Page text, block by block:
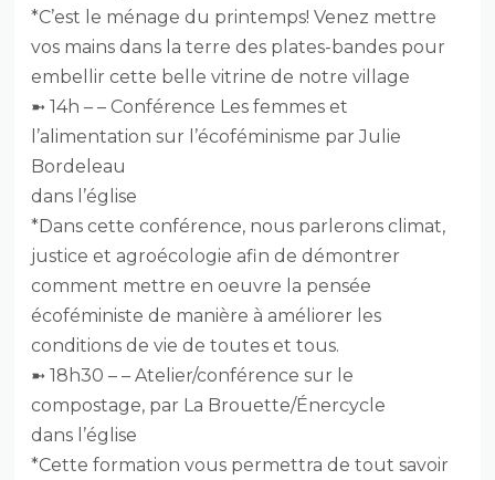
*C’est le ménage du printemps! Venez mettre
vos mains dans la terre des plates-bandes pour
embellir cette belle vitrine de notre village
➼ 14h – – Conférence Les femmes et
l’alimentation sur l’écoféminisme par Julie
Bordeleau
dans l’église
*Dans cette conférence, nous parlerons climat,
justice et agroécologie afin de démontrer
comment mettre en oeuvre la pensée
écoféministe de manière à améliorer les
conditions de vie de toutes et tous.
➼ 18h30 – – Atelier/conférence sur le
compostage, par La Brouette/Énercycle
dans l’église
*Cette formation vous permettra de tout savoir